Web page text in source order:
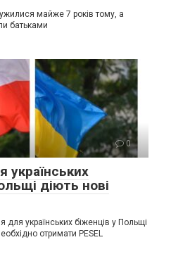
майже 7 років тому, а
батьками
0
українських
діють нові
для українських біженців у Польщі
отримати PESEL